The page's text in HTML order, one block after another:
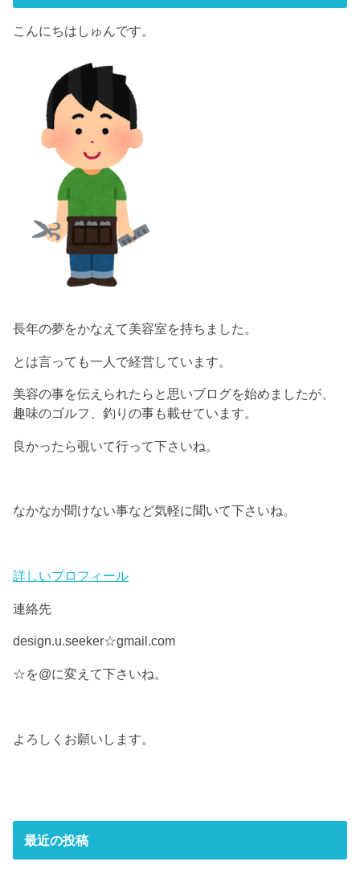
こんにちはしゅんです。
長年の夢をかなえて美容室を持ちました。
とは言っても一人で経営しています。
美容の事を伝えられたらと思いブログを始めましたが、
趣味のゴルフ、釣りの事も載せています。
良かったら覗いて行って下さいね。
なかなか聞けない事など気軽に聞いて下さいね。
詳しいプロフィール
連絡先
design.u.seeker☆gmail.com
☆を@に変えて下さいね。
よろしくお願いします。
最近の投稿